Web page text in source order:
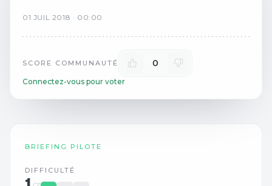
01 JUIL 2018 · 00:00
SCORE COMMUNAUTÉ 0
Connectez-vous pour voter
BRIEFING PILOTE
DIFFICULTÉ